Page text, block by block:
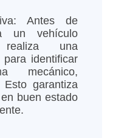
Antes de
un vehículo
una
para identificar
mecánico,
garantiza
buen estado